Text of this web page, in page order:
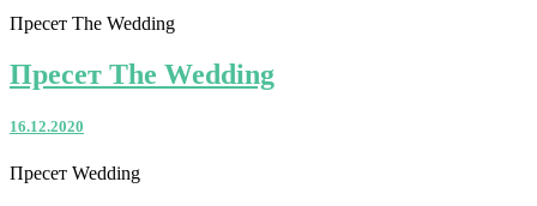
Пресет The Wedding
Пресет The Wedding
16.12.2020
Пресет Wedding